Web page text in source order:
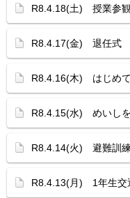
R8.4.18(土) 授業参
R8.4.17(金) 退任式
R8.4.16(木) はじめ
R8.4.15(水) めいし
R8.4.14(火) 避難訓練
R8.4.13(月) 1年生交